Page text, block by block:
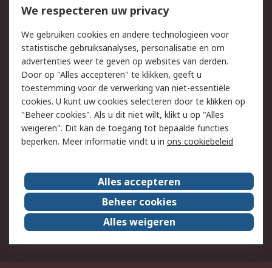
Bestellen
Inkoopoplossingen
Track & Trace
Wettelijk
Cookiebeleid
Email veiligheid
Privacybeleid
Websitevoorwaarden
Algemene
verkoopvoorwaarden
Over RS
RS Group
Over ons
RS wereldwijd
Werken bij RS
ESG
We respecteren uw privacy
We gebruiken cookies en andere technologieën voor
statistische gebruiksanalyses, personalisatie en om
advertenties weer te geven op websites van derden.
Door op "Alles accepteren" te klikken, geeft u
toestemming voor de verwerking van niet-essentiële
cookies. U kunt uw cookies selecteren door te klikken op
"Beheer cookies". Als u dit niet wilt, klikt u op "Alles
weigeren". Dit kan de toegang tot bepaalde functies
beperken. Meer informatie vindt u in ons cookiebeleid
Alles accepteren
Beheer cookies
Alles weigeren